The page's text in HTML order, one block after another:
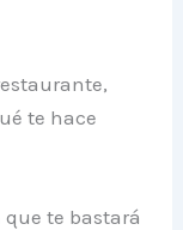
te hace
te bastará